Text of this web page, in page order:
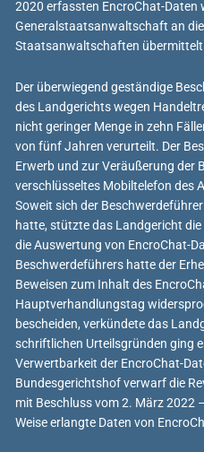
2020 erfassten EncroChat-Daten
Generalstaatsanwaltschaft an
Staatsanwaltschaften
Der überwiegend geständige
des Landgerichts wegen
nicht geringer Menge in zehn
von fünf Jahren verurteilt. Der
Erwerb und zur Veräußerung der
verschlüsseltes Mobiltelefon des
Soweit sich der
hatte, stützte das Landgericht
die Auswertung von EncroChat-
Beschwerdeführers hatte der
Beweisen zum Inhalt des
Hauptverhandlungstag
bescheiden, verkündete das
schriftlichen Urteilsgründen ging
Verwertbarkeit der EncroChat-
Bundesgerichtshof verwarf die
mit Beschluss vom 2. März 2022
Weise erlangte Daten von